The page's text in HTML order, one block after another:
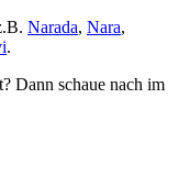
Narada, Nara,
.
Dann schaue nach im